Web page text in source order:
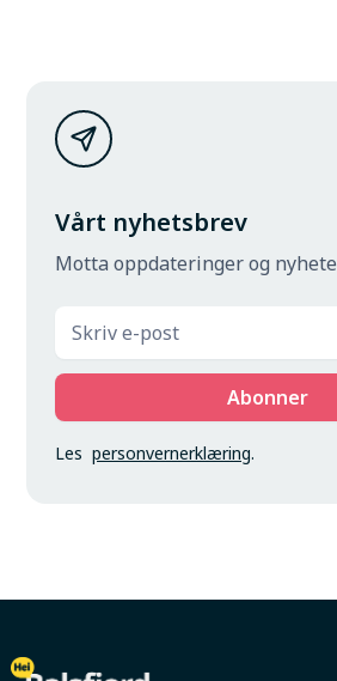
Vårt nyhetsbrev
Motta oppdateringer og
Lespersonvernerklæring.